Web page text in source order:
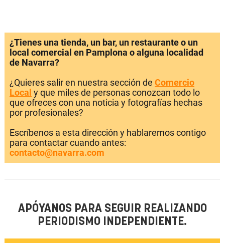
¿Tienes una tienda, un bar, un restaurante o un
local comercial en Pamplona o alguna localidad
de Navarra?
¿Quieres salir en nuestra sección de Comercio
Local y que miles de personas conozcan todo lo
que ofreces con una noticia y fotografías hechas
por profesionales?
Escríbenos a esta dirección y hablaremos contigo
para contactar cuando antes:
contacto@navarra.com
APÓYANOS PARA SEGUIR REALIZANDO
PERIODISMO INDEPENDIENTE.